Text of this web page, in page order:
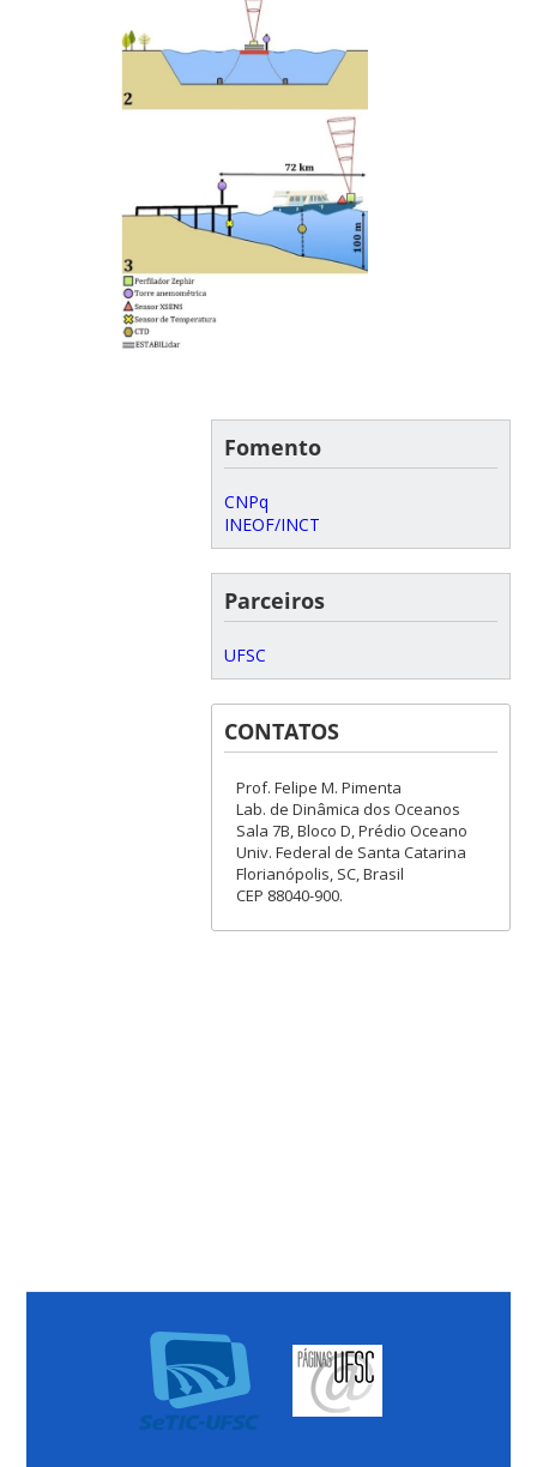
Fomento
CNPq
INEOF/INCT
Parceiros
UFSC
CONTATOS
Prof. Felipe M. Pimenta
Lab. de Dinâmica dos Oceanos
Sala 7B, Bloco D, Prédio Oceano
Univ. Federal de Santa Catarina
Florianópolis, SC, Brasil
CEP 88040-900.